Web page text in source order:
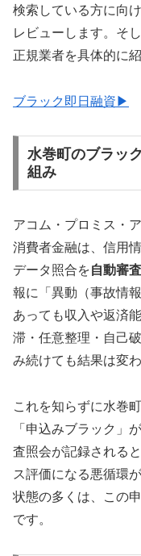
検索している方に向
レビューします。そ
正規業者を具体的に紹
ブラック即日融資▶
水巻町のブラッ
組み
アコム・プロミス・
消費者金融は、信用
データ照合を自動審
報に「異動（事故情
あっても収入や返済
滞・任意整理・自己
み続けても結果は変わ
これを知らずに水巻
「申込みブラック」
査照会が記録される
ス評価になる悪循環
状態の多くは、この
です。